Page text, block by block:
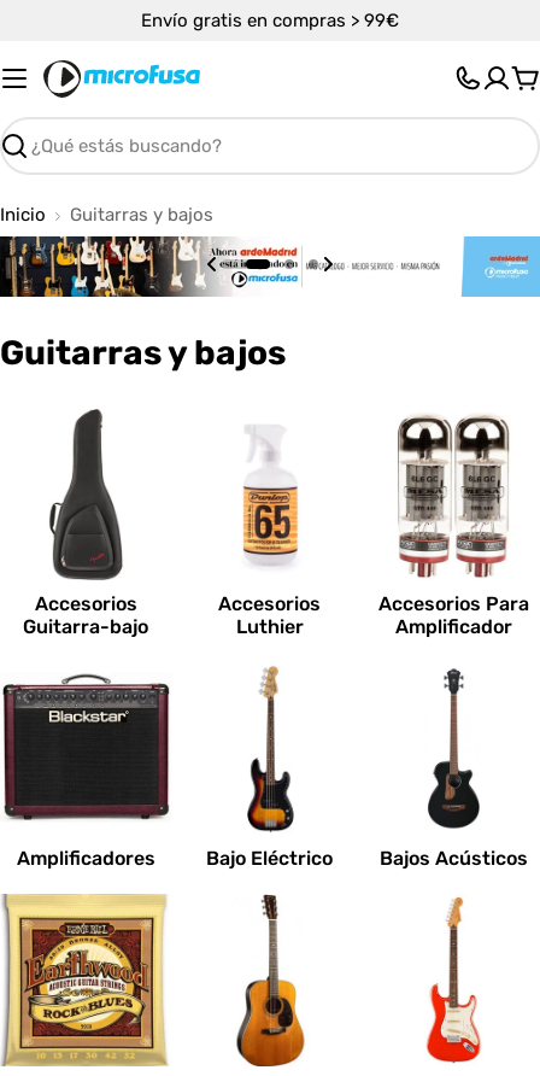
contenido
Envío gratis en compras > 99€
Buscar
Inicio Guitarras y bajos
C
e
s
:
Guitarras y bajos
Accesorios
Guitarra-bajo
Accesorios
Luthier
Accesorios Para
Amplificador
Amplificadores Bajo Eléctrico Bajos Acústicos